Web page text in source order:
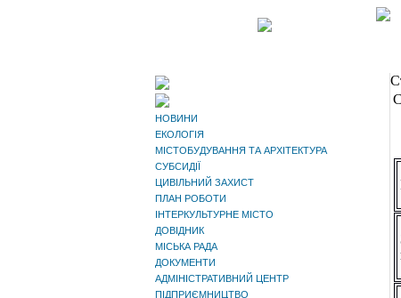
НОВИНИ
ЕКОЛОГІЯ
МІСТОБУДУВАННЯ ТА АРХІТЕКТУРА
СУБСИДІЇ
ЦИВІЛЬНИЙ ЗАХИСТ
ПЛАН РОБОТИ
ІНТЕРКУЛЬТУРНЕ МІСТО
ДОВІДНИК
МІСЬКА РАДА
ДОКУМЕНТИ
АДМІНІСТРАТИВНИЙ ЦЕНТР
ПІДПРИЄМНИЦТВО